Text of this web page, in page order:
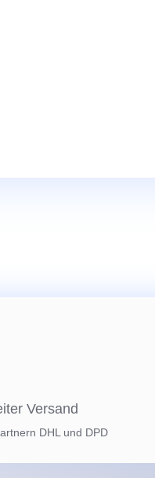
Versand
DHL und DPD